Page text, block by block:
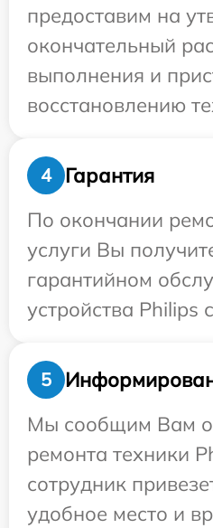
предоставим на
окончательный
выполнения и
восстановлению
4
Гарантия
По окончании
услуги Вы
гарантийном
устройства Philips
5
Мы сообщим Вам
ремонта техники
сотрудник
удобное место и